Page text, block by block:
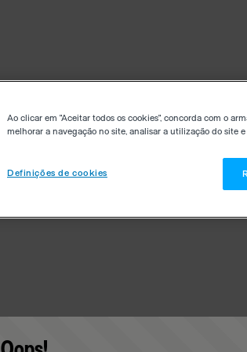
Ao clicar em "Aceitar todos os cookies", concorda com o
melhorar a navegação no site, analisar a utilização do site
Definições de cookies